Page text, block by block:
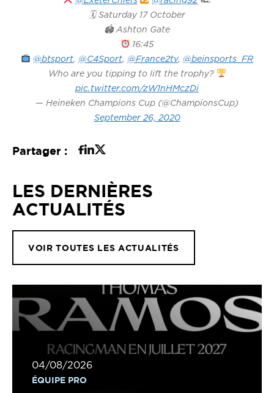
🗓 Saturday 17 October
🏟 Ashton Gate
16:45
@btsport, @C4Sport, @France2tv, @beinsports_FR
Who are you tipping to lift the trophy?
pic.twitter.com/zW1nHMczDi
— Heineken Champions Cup (@ChampionsCup)
September 26, 2020
Partager :
LES DERNIÈRES
ACTUALITÉS
VOIR TOUTES LES ACTUALITÉS
04/08/2026
ÉQUIPE PRO